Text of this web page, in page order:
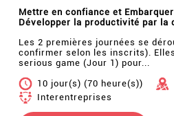
Mettre en confiance et
Développer la productivité par la
Les 2 premières journées se
confirmer selon les inscrits).
serious game (Jour 1) pour...
10 jour(s) (70 heure(s))
Interentreprises